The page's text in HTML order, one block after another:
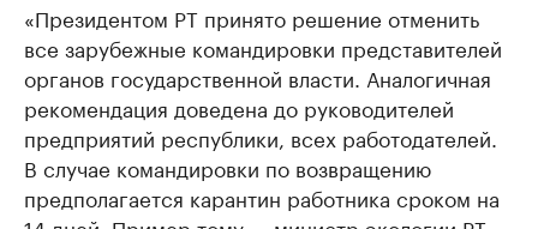
«Президентом РТ принято решение отменить
все зарубежные командировки представителей
органов государственной власти. Аналогичная
рекомендация доведена до руководителей
предприятий республики, всех работодателей.
В случае командировки по возвращению
предполагается карантин работника сроком на